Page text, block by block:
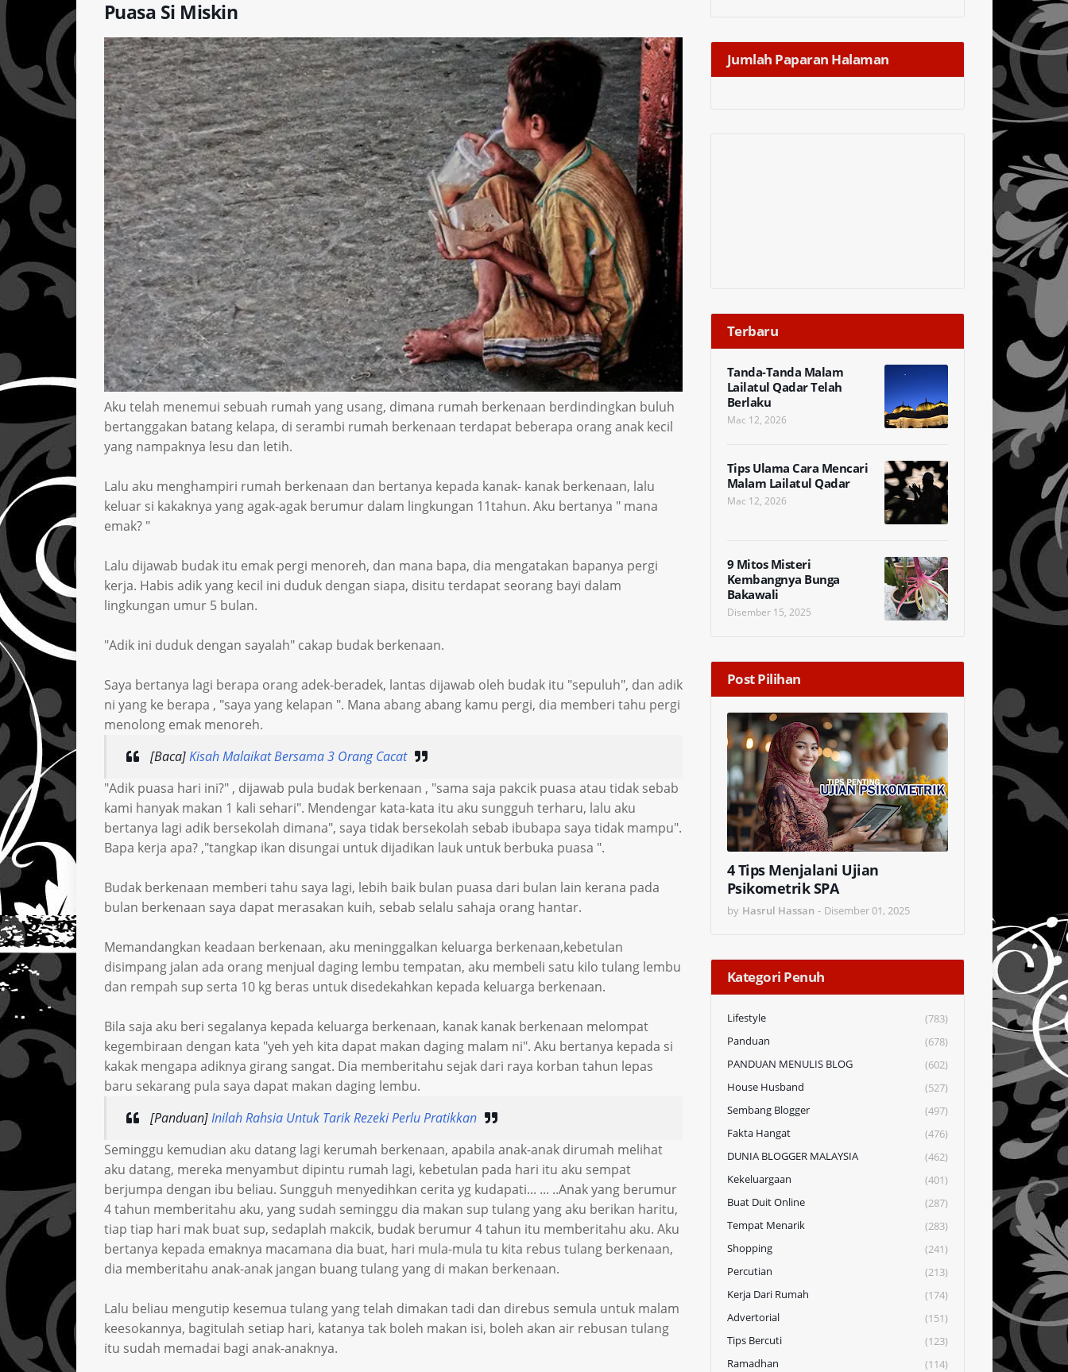
Puasa Si Miskin
Aku telah menemui sebuah rumah yang usang, dimana rumah berkenaan berdindingkan buluh
bertanggakan batang kelapa, di serambi rumah berkenaan terdapat beberapa orang anak kecil
yang nampaknya lesu dan letih.
Lalu aku menghampiri rumah berkenaan dan bertanya kepada kanak- kanak berkenaan, lalu
keluar si kakaknya yang agak-agak berumur dalam lingkungan 11tahun. Aku bertanya " mana
emak? "
Lalu dijawab budak itu emak pergi menoreh, dan mana bapa, dia mengatakan bapanya pergi
kerja. Habis adik yang kecil ini duduk dengan siapa, disitu terdapat seorang bayi dalam
lingkungan umur 5 bulan.
"Adik ini duduk dengan sayalah" cakap budak berkenaan.
Saya bertanya lagi berapa orang adek-beradek, lantas dijawab oleh budak itu "sepuluh", dan adik
ni yang ke berapa , "saya yang kelapan ". Mana abang abang kamu pergi, dia memberi tahu pergi
menolong emak menoreh.
[Baca]Kisah Malaikat Bersama 3 Orang Cacat
"Adik puasa hari ini?" , dijawab pula budak berkenaan , "sama saja pakcik puasa atau tidak sebab
kami hanyak makan 1 kali sehari". Mendengar kata-kata itu aku sungguh terharu, lalu aku
bertanya lagi adik bersekolah dimana", saya tidak bersekolah sebab ibubapa saya tidak mampu".
Bapa kerja apa? ,"tangkap ikan disungai untuk dijadikan lauk untuk berbuka puasa ".
Budak berkenaan memberi tahu saya lagi, lebih baik bulan puasa dari bulan lain kerana pada
bulan berkenaan saya dapat merasakan kuih, sebab selalu sahaja orang hantar.
Memandangkan keadaan berkenaan, aku meninggalkan keluarga berkenaan,kebetulan
disimpang jalan ada orang menjual daging lembu tempatan, aku membeli satu kilo tulang lembu
dan rempah sup serta 10 kg beras untuk disedekahkan kepada keluarga berkenaan.
Bila saja aku beri segalanya kepada keluarga berkenaan, kanak kanak berkenaan melompat
kegembiraan dengan kata "yeh yeh kita dapat makan daging malam ni". Aku bertanya kepada si
kakak mengapa adiknya girang sangat. Dia memberitahu sejak dari raya korban tahun lepas
baru sekarang pula saya dapat makan daging lembu.
[Panduan]Inilah Rahsia Untuk Tarik Rezeki Perlu Pratikkan
Seminggu kemudian aku datang lagi kerumah berkenaan, apabila anak-anak dirumah melihat
aku datang, mereka menyambut dipintu rumah lagi, kebetulan pada hari itu aku sempat
berjumpa dengan ibu beliau. Sungguh menyedihkan cerita yg kudapati... ... ..Anak yang berumur
4 tahun memberitahu aku, yang sudah seminggu dia makan sup tulang yang aku berikan haritu,
tiap tiap hari mak buat sup, sedaplah makcik, budak berumur 4 tahun itu memberitahu aku. Aku
bertanya kepada emaknya macamana dia buat, hari mula-mula tu kita rebus tulang berkenaan,
dia memberitahu anak-anak jangan buang tulang yang di makan berkenaan.
Lalu beliau mengutip kesemua tulang yang telah dimakan tadi dan direbus semula untuk malam
keesokannya, bagitulah setiap hari, katanya tak boleh makan isi, boleh akan air rebusan tulang
itu sudah memadai bagi anak-anaknya.
Jumlah Paparan Halaman
Terbaru
Tanda-Tanda Malam
Lailatul Qadar Telah
Berlaku
Mac 12, 2026
Tips Ulama Cara Mencari
Malam Lailatul Qadar
Mac 12, 2026
9 Mitos Misteri
Kembangnya Bunga
Bakawali
Disember 15, 2025
Post Pilihan
4 Tips Menjalani Ujian
Psikometrik SPA
by Hasrul Hassan - Disember 01, 2025
Kategori Penuh
Lifestyle
(783)
Panduan
(678)
PANDUAN MENULIS BLOG
(602)
House Husband
(527)
Sembang Blogger
(497)
Fakta Hangat
(476)
DUNIA BLOGGER MALAYSIA
(462)
Kekeluargaan
(401)
Buat Duit Online
(287)
Tempat Menarik
(283)
Shopping
(241)
Percutian
(213)
Kerja Dari Rumah
(174)
Advertorial
(151)
Tips Bercuti
(123)
Ramadhan
(114)